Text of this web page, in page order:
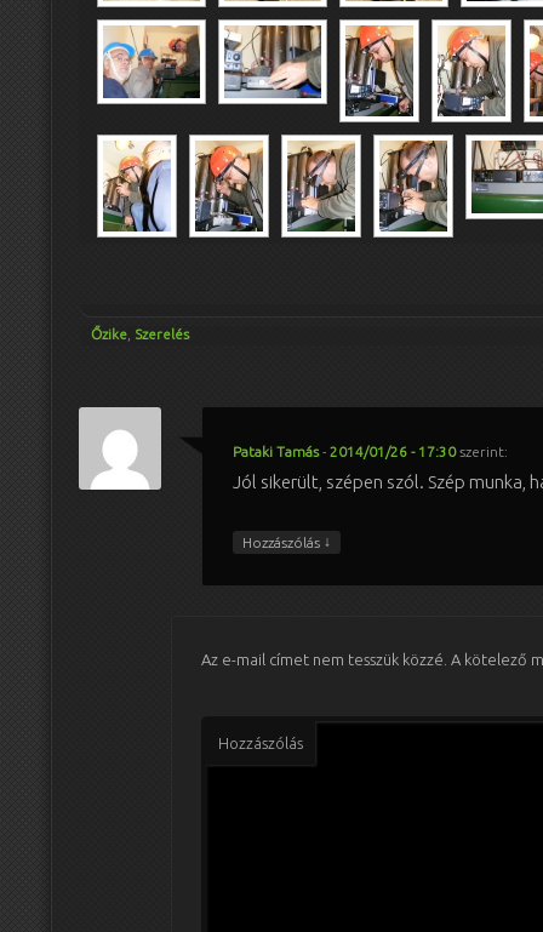
Őzike Szerelés
Pataki Tamás- 2014/01/26 - 17:30 szerint:
Jól sikerült, szépen szól. Szép munka,
Hozzászólás ↓
Az e-mail címet nem tesszük közzé. A kötelező
Hozzászólás